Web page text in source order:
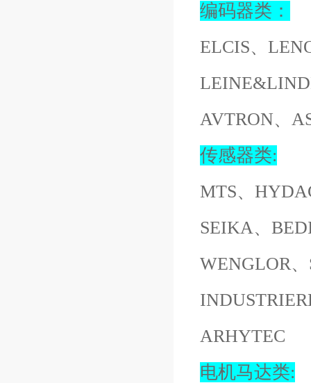
编码器类：
ELCIS、
AVTRON、
传感器类:
MTS、
SEIKA、
WENGLOR
ARHYTEC
电机马达类: